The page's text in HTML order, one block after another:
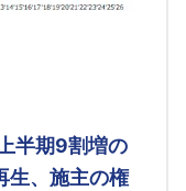
半期9割増の
、施主の権